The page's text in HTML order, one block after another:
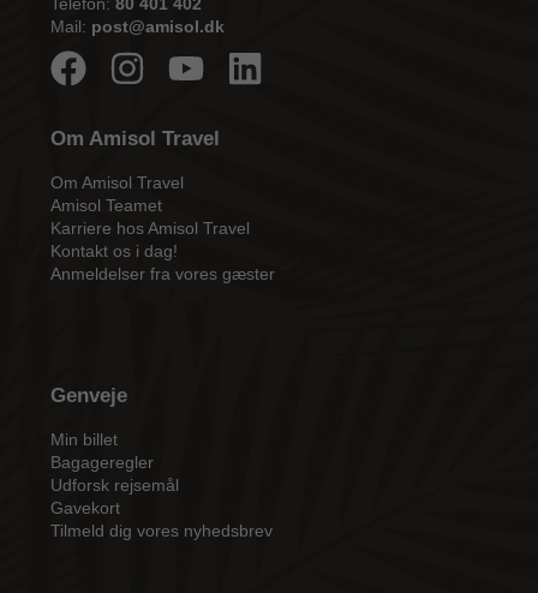
Telefon: 80 401 402
Mail: post@amisol.dk
Om Amisol Travel
Om Amisol Travel
Amisol Teamet
Karriere hos Amisol Travel
Kontakt os i dag!
Anmeldelser fra vores gæster
Genveje
Min billet
Bagageregler
Udforsk rejsemål
Gavekort
Tilmeld dig vores nyhedsbrev